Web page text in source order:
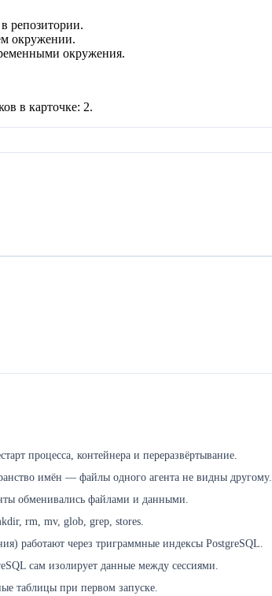
репозитории.
окружении.
окружения.
в карточке: 2.
процесса, контейнера и переразвёртывание.
имён — файлы одного агента не видны другому.
обменивались файлами и данными.
rm, mv, glob, grep, stores.
работают через триграммные индексы PostgreSQL.
сам изолирует данные между сессиями.
таблицы при первом запуске.